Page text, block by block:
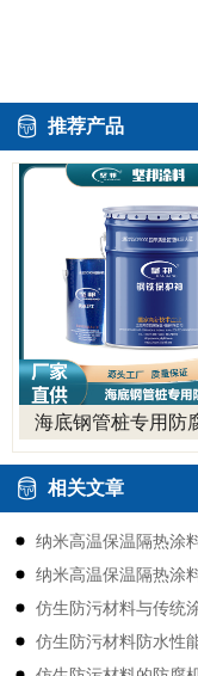
推荐产品
海底钢管桩专用防
相关文章
纳米高温保温隔热涂
纳米高温保温隔热涂
仿生防污材料与传统
仿生防污材料防水性